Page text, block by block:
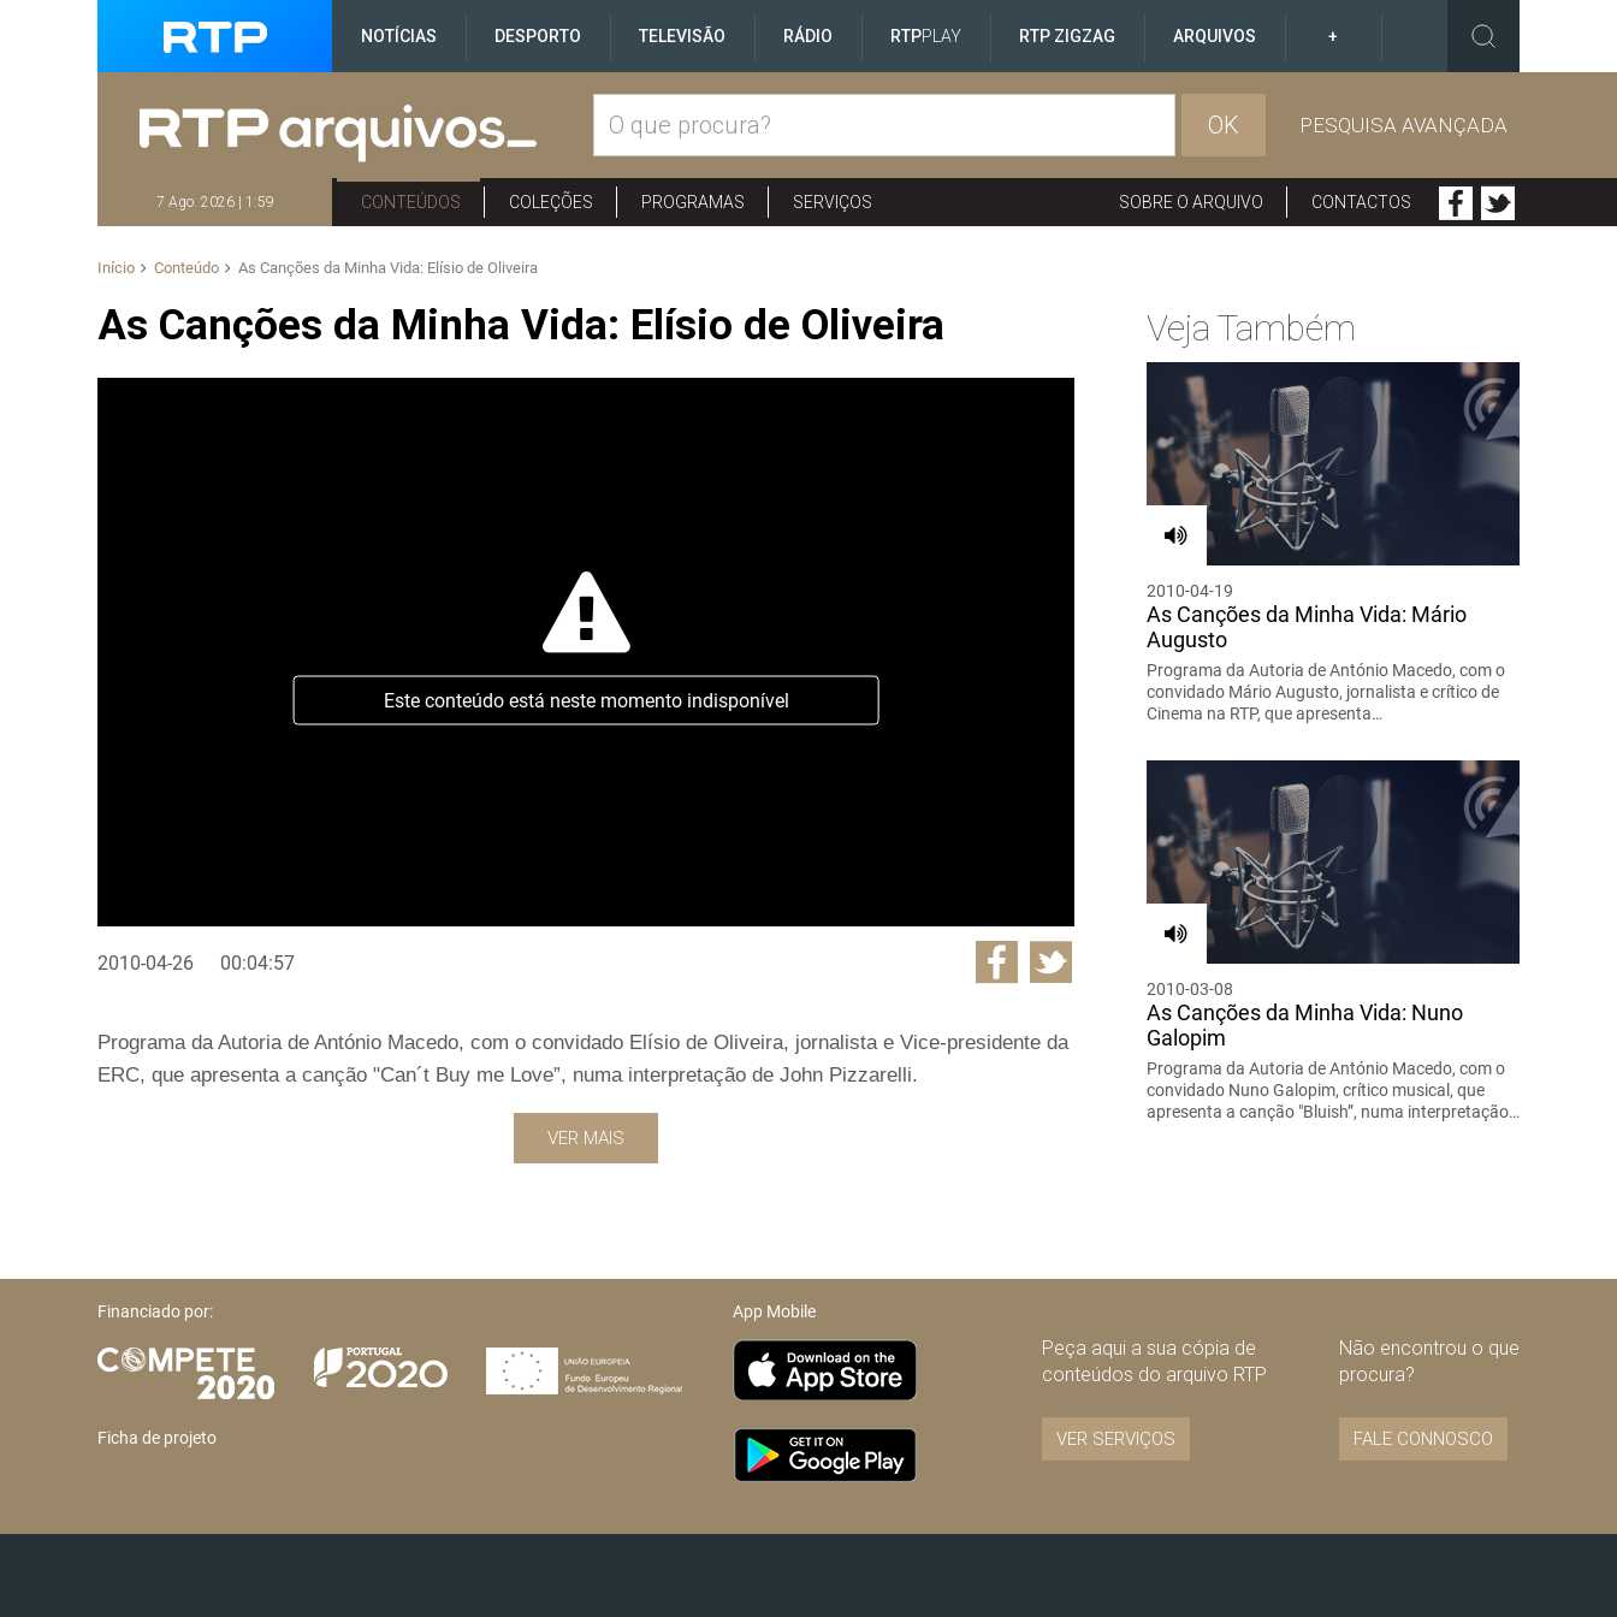
NOTÍCIAS DESPORTO TELEVISÃO RÁDIO RTPPLAY RTP ZIGZAG ARQUIVOS +
OK PESQUISA AVANÇADA
7 Ago. 2026 | 1:59 CONTEÚDOS COLEÇÕES PROGRAMAS SERVIÇOS SOBRE O ARQUIVO CONTACTOS
Início Conteúdo As Canções da Minha Vida: Elísio de Oliveira
As Canções da Minha Vida: Elísio de Oliveira
Este conteúdo está neste momento indisponível
2010-04-26 00:04:57
Programa da Autoria de António Macedo, com o convidado Elísio de Oliveira, jornalista e Vice-presidente da
ERC, que apresenta a canção "Can´t Buy me Love”, numa interpretação de John Pizzarelli.
VER MAIS
Veja Também
2010-04-19
As Canções da Minha Vida: Mário
Augusto
Programa da Autoria de António Macedo, com o
convidado Mário Augusto, jornalista e crítico de
Cinema na RTP, que apresenta…
2010-03-08
As Canções da Minha Vida: Nuno
Galopim
Programa da Autoria de António Macedo, com o
convidado Nuno Galopim, crítico musical, que
apresenta a canção "Bluish”, numa interpretação…
Financiado por:
Ficha de projeto
App Mobile
Peça aqui a sua cópia de
conteúdos do arquivo RTP
VER SERVIÇOS
Não encontrou o que
procura?
FALE CONNOSCO